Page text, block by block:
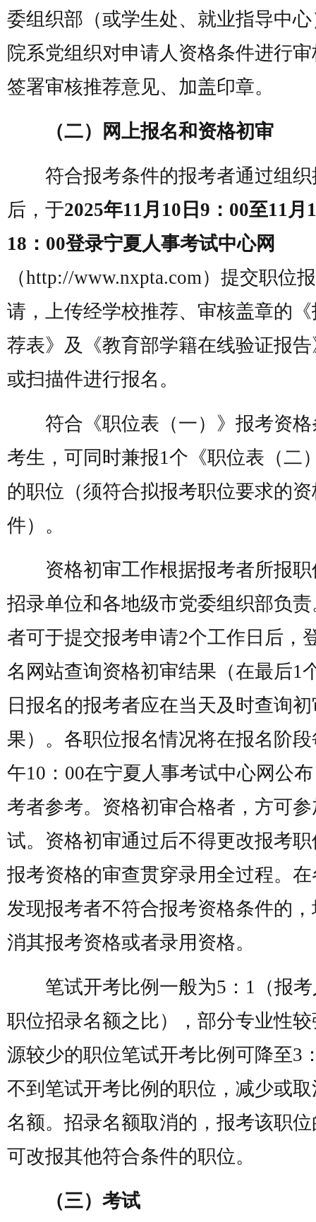
委组织部（或学生处、就业指导中
院系党组织对申请人资格条件进行
签署审核推荐意见、加盖印章。
（二）网上报名和资格初审
符合报考条件的报考者通过组织
后，于2025年11月10日9：00至11月
18：00登录宁夏人事考试中心网
（http://www.nxpta.com）提交职位
请，上传经学校推荐、审核盖章的
荐表》及《教育部学籍在线验证报
或扫描件进行报名。
符合《职位表（一）》报考资格
考生，可同时兼报1个《职位表（二
的职位（须符合拟报考职位要求的
件）。
资格初审工作根据报考者所报职
招录单位和各地级市党委组织部负
者可于提交报考申请2个工作日后，
名网站查询资格初审结果（在最后1
日报名的报考者应在当天及时查询
果）。各职位报名情况将在报名阶
午10：00在宁夏人事考试中心网公
考者参考。资格初审合格者，方可
试。资格初审通过后不得更改报考
报考资格的审查贯穿录用全过程。
发现报考者不符合报考资格条件的
消其报考资格或者录用资格。
笔试开考比例一般为5：1（报考
职位招录名额之比），部分专业性
源较少的职位笔试开考比例可降至3
不到笔试开考比例的职位，减少或
名额。招录名额取消的，报考该职
可改报其他符合条件的职位。
（三）考试